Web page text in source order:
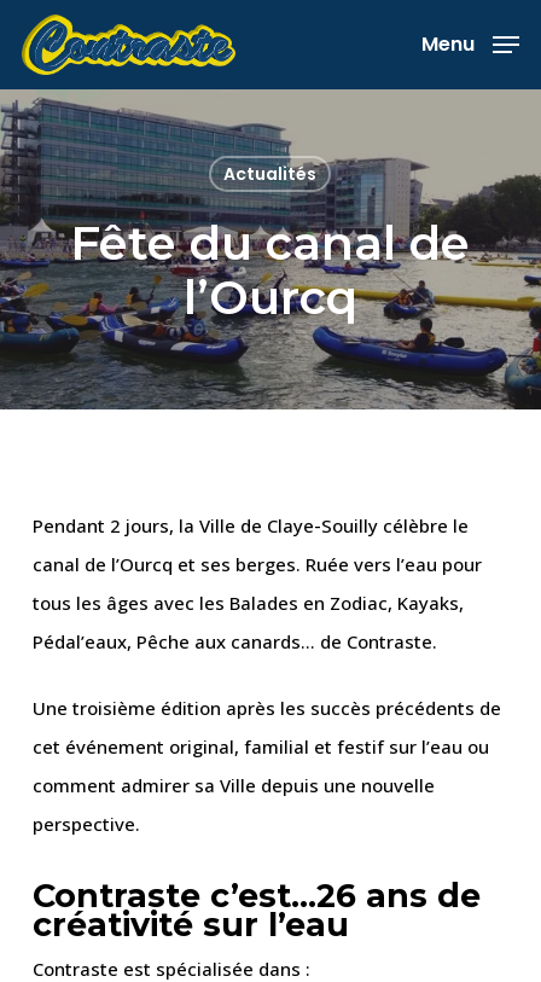
main
content
Menu
Actualités
Fête du canal de
l’Ourcq
Pendant 2 jours, la Ville de Claye-Souilly célèbre le
canal de l’Ourcq et ses berges. Ruée vers l’eau pour
tous les âges avec les Balades en Zodiac, Kayaks,
Pédal’eaux, Pêche aux canards… de Contraste.
Une troisième édition après les succès précédents de
cet événement original, familial et festif sur l’eau ou
comment admirer sa Ville depuis une nouvelle
perspective.
Contraste c’est…26 ans de
créativité sur l’eau
Contraste est spécialisée dans :